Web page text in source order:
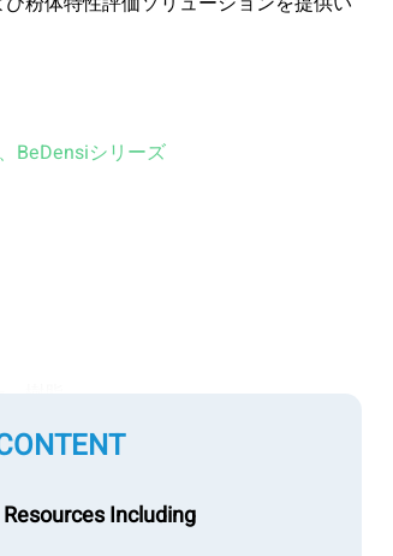
、 BeDensiシリーズ
Including